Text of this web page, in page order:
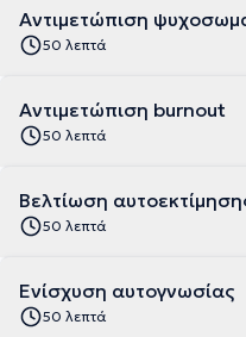
Αντιμετώπιση
50 λεπτά
Αντιμετώπιση burnout
50 λεπτά
Βελτίωση
50 λεπτά
Ενίσχυση αυτογνωσίας
50 λεπτά